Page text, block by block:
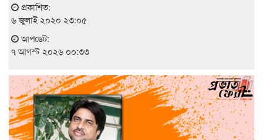
প্রকাশিত:
৬ জুলাই ২০২০ ২৩:০৫
আপডেট:
৭ আগস্ট ২০২৬ ০০:৩৩